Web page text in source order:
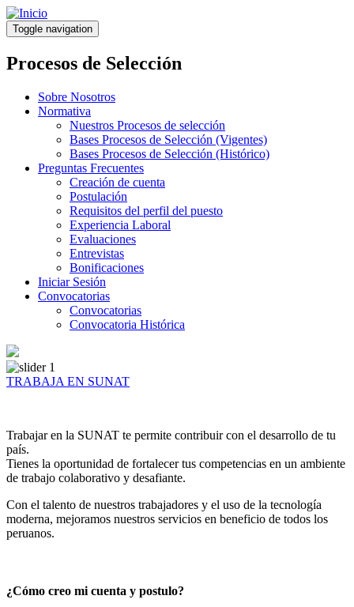
Pasar
al
contenido
principal
Toggle navigation
Procesos de Selección
Sobre Nosotros
Normativa
Nuestros Procesos de selección
Bases Procesos de Selección (Vigentes)
Bases Procesos de Selección (Histórico)
Preguntas Frecuentes
Creación de cuenta
Postulación
Requisitos del perfil del puesto
Experiencia Laboral
Evaluaciones
Entrevistas
Bonificaciones
Iniciar Sesión
Convocatorias
Convocatorias
Convocatoria Histórica
TRABAJA EN SUNAT
Trabajar en la SUNAT te permite contribuir con el desarrollo de tu
país.
Tienes la oportunidad de fortalecer tus competencias en un ambiente
de trabajo colaborativo y desafiante.
Con el talento de nuestros trabajadores y el uso de la tecnología
moderna, mejoramos nuestros servicios en beneficio de todos los
peruanos.
¿Cómo creo mi cuenta y postulo?